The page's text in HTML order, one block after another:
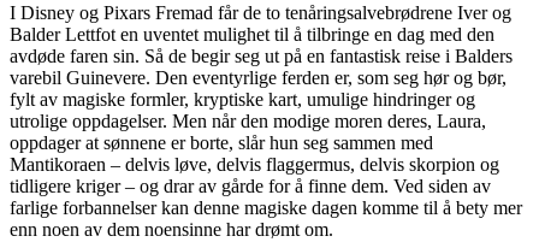
I Disney og Pixars Fremad får de to tenåringsalvebrødrene Iver og
Balder Lettfot en uventet mulighet til å tilbringe en dag med den
avdøde faren sin. Så de begir seg ut på en fantastisk reise i Balders
varebil Guinevere. Den eventyrlige ferden er, som seg hør og bør,
fylt av magiske formler, kryptiske kart, umulige hindringer og
utrolige oppdagelser. Men når den modige moren deres, Laura,
oppdager at sønnene er borte, slår hun seg sammen med
Mantikoraen – delvis løve, delvis flaggermus, delvis skorpion og
tidligere kriger – og drar av gårde for å finne dem. Ved siden av
farlige forbannelser kan denne magiske dagen komme til å bety mer
enn noen av dem noensinne har drømt om.